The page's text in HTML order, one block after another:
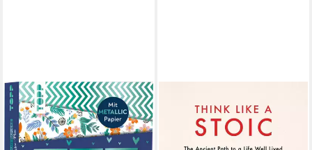
TOPP
Motivpapier Origami-Papiere
Muster-Mix, 350 Blatt
15,99 €
17,99 €
lieferbar - in 2-3 Werktagen bei dir